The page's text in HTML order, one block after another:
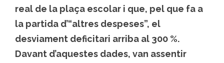
real de la plaça escolar i que, pel que fa a
la partida d’“altres despeses”, el
desviament deficitari arriba al 300 %.
Davant d’aquestes dades, van assentir